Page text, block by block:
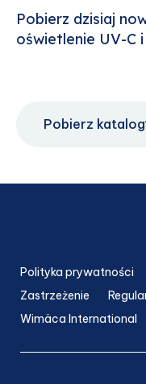
Pobierz dzisiaj
oświetlenie UV-C
Pobierz katalog
Polityka prywatności
Zastrzeżenie
Wimäca International